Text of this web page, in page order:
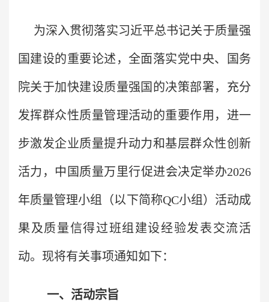
为深入贯彻落实习近平总书记关于质量强
国建设的重要论述，全面落实党中央、国务
院关于加快建设质量强国的决策部署，充分
发挥群众性质量管理活动的重要作用，进一
步激发企业质量提升动力和基层群众性创新
活力， 中国质量万里行促进会决定举办2026
年质量管理小组（以下简称QC小组 ）活动成
果及质量信得过班组建设经验发表交流活
动。现将有关事项通知如下：
一、活动宗旨